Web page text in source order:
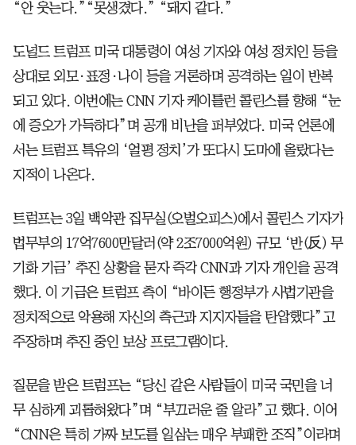
“안 웃는다.”“못생겼다.” “돼지 같다.”
도널드 트럼프 미국 대통령이 여성 기자와 여성 정치인 등을
상대로 외모·표정·나이 등을 거론하며 공격하는 일이 반복
되고 있다. 이번에는 CNN 기자 케이틀런 콜린스를 향해 “눈
에 증오가 가득하다”며 공개 비난을 퍼부었다. 미국 언론에
서는 트럼프 특유의 ‘얼평 정치’가 또다시 도마에 올랐다는
지적이 나온다.
트럼프는 3일 백악관 집무실(오벌오피스)에서 콜린스 기자가
법무부의 17억7600만달러(약 2조7000억원) 규모 ‘반(反) 무
기화 기금’ 추진 상황을 묻자 즉각 CNN과 기자 개인을 공격
했다. 이 기금은 트럼프 측이 “바이든 행정부가 사법기관을
정치적으로 악용해 자신의 측근과 지지자들을 탄압했다”고
주장하며 추진 중인 보상 프로그램이다.
질문을 받은 트럼프는 “당신 같은 사람들이 미국 국민을 너
무 심하게 괴롭혀왔다”며 “부끄러운 줄 알라”고 했다. 이어
“CNN은 특히 가짜 보도를 일삼는 매우 부패한 조직”이라며